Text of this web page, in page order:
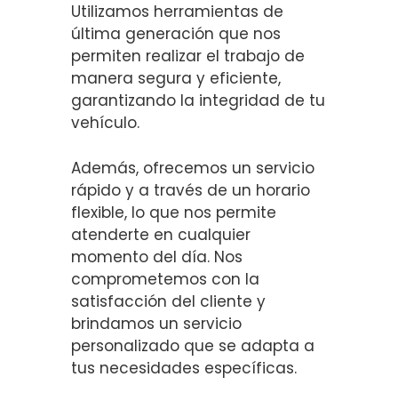
Utilizamos herramientas de
última generación que nos
permiten realizar el trabajo de
manera segura y eficiente,
garantizando la integridad de tu
vehículo.
Además, ofrecemos un servicio
rápido y a través de un horario
flexible, lo que nos permite
atenderte en cualquier
momento del día. Nos
comprometemos con la
satisfacción del cliente y
brindamos un servicio
personalizado que se adapta a
tus necesidades específicas.